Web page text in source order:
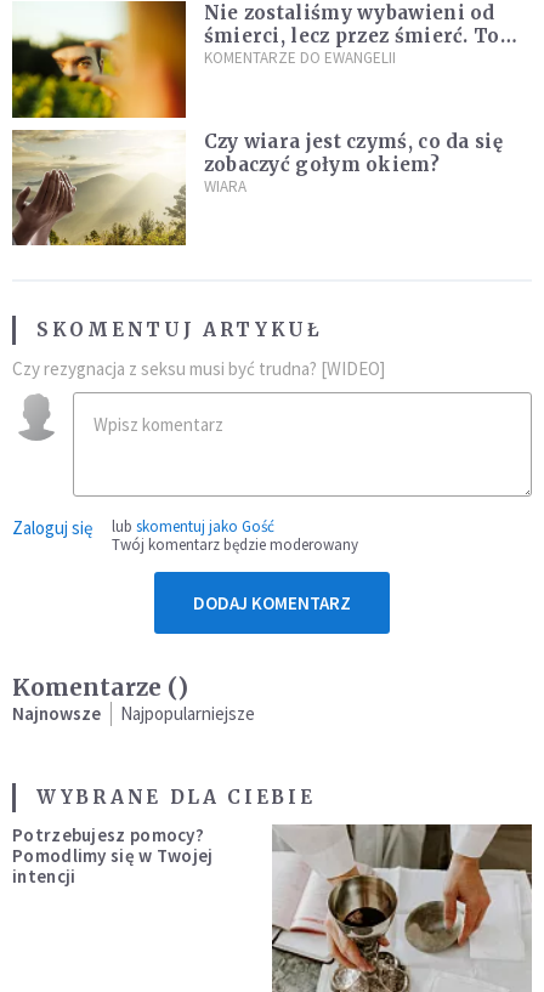
Nie zostaliśmy wybawieni od
śmierci, lecz przez śmierć. To
jedna z największych tajemnic
KOMENTARZE DO EWANGELII
Czy wiara jest czymś, co da się
zobaczyć gołym okiem?
WIARA
SKOMENTUJ ARTYKUŁ
Czy rezygnacja z seksu musi być trudna? [WIDEO]
Zaloguj się lub skomentuj jako Gość
Twój komentarz będzie moderowany
DODAJ KOMENTARZ
Komentarze ()
Najnowsze Najpopularniejsze
WYBRANE DLA CIEBIE
Potrzebujesz pomocy?
Pomodlimy się w Twojej
intencji